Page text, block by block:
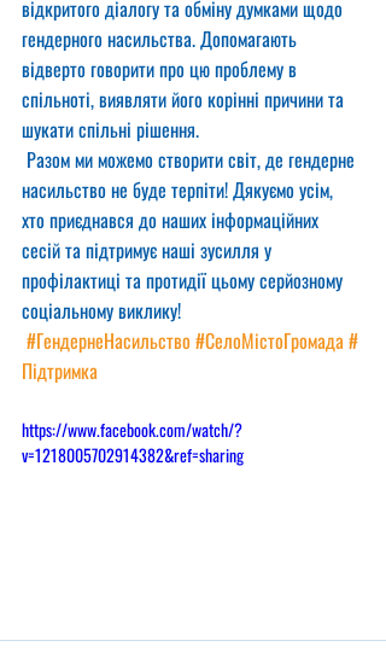
відкритого діалогу та обміну думками щодо
гендерного насильства. Допомагають
відверто говорити про цю проблему в
спільноті, виявляти його корінні причини та
шукати спільні рішення.
Разом ми можемо створити світ, де гендерне
насильство не буде терпіти! Дякуємо усім,
хто приєднався до наших інформаційних
сесій та підтримує наші зусилля у
профілактиці та протидії цьому серйозному
соціальному виклику!
#ГендернеНасильство #СелоМістоГромада#
Підтримка
https://www.facebook.com/watch/?
v=1218005702914382&ref=sharing